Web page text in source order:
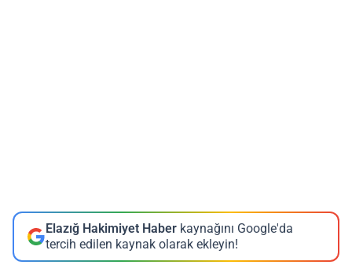
Elazığ Hakimiyet Haber kaynağını Google'da
tercih edilen kaynak olarak ekleyin!